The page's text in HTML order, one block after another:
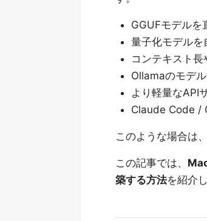
GGUFモデルを
量子化モデルを
コンテキスト
Ollamaのモデ
より軽量なAPI
Claude Code /
このような場合は、
この記事では、
築する方法を紹介